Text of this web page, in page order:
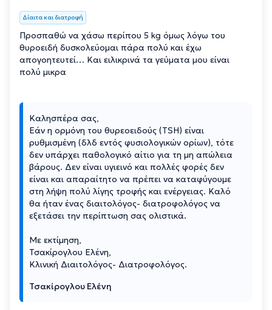
Δίαιτα και διατροφή
Προσπαθώ να χάσω περίπου 5 kg όμως λόγω του
θυροειδή δυσκολεύομαι πάρα πολύ και έχω
απογοητευτεί… Και ειλικρινά τα γεύματα μου είναι
πολύ μικρα
Καλησπέρα σας,
Εάν η ορμόνη του θυρεοειδούς (TSH) είναι
ρυθμισμένη (δλδ εντός φυσιολογικών ορίων), τότε
δεν υπάρχει παθολογικό αίτιο για τη μη απώλεια
βάρους. Δεν είναι υγιεινό και πολλές φορές δεν
είναι και απαραίτητο να πρέπει να καταφύγουμε
στη λήψη πολύ λίγης τροφής και ενέργειας. Καλό
θα ήταν ένας διαιτολόγος- διατροφολόγος να
εξετάσει την περίπτωση σας ολιστικά.
Με εκτίμηση,
Τσακίρογλου Ελένη,
Κλινική Διαιτολόγος- Διατροφολόγος.
Τσακίρογλου Ελένη